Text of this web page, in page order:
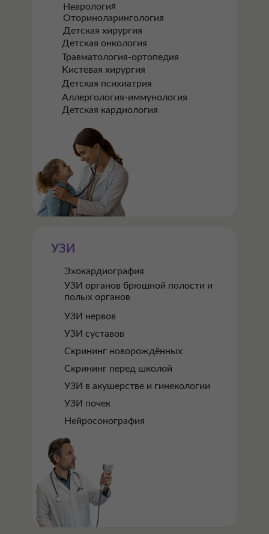
Эхокардиография
УЗИ нервов
УЗИ суставов
Скрининг новорождённых
Скрининг перед школой
УЗИ в акушерстве и гинекологии
УЗИ
УЗИ почек
УЗИ органов брюшной полости и
полых органов
Нейросонография
Неврология
Детская хирургия
Детская онкология
Травматология-ортопедия
Аллергология-иммунология
Кистевая хирургия
Детская психиатрия
Детская кардиология
Оториноларингология